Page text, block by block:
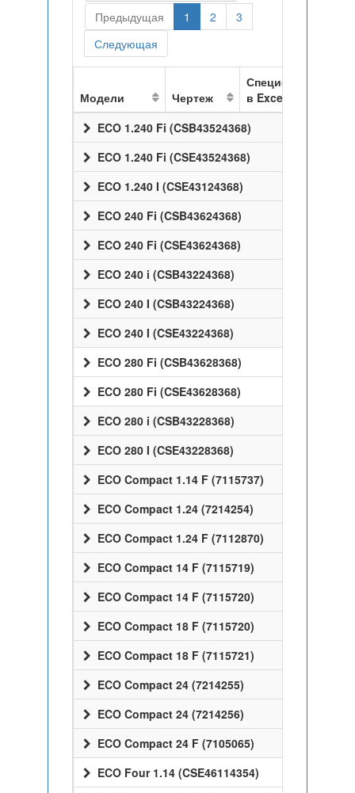
Предыдущая 1 2
3
Следующая
Модели Чертеж
Спецификация
в Excel
ECO 1.240 Fi (CSB43524368)
ECO 1.240 Fi (CSE43524368)
ECO 1.240 I (CSE43124368)
ECO 240 Fi (CSB43624368)
ECO 240 Fi (CSE43624368)
ECO 240 i (CSB43224368)
ECO 240 I (CSB43224368)
ECO 240 I (CSE43224368)
ECO 280 Fi (CSB43628368)
ECO 280 Fi (CSE43628368)
ECO 280 i (CSB43228368)
ECO 280 I (CSE43228368)
ECO Compact 1.14 F (7115737)
ECO Compact 1.24 (7214254)
ECO Compact 1.24 F (7112870)
ECO Compact 14 F (7115719)
ECO Compact 14 F (7115720)
ECO Compact 18 F (7115720)
ECO Compact 18 F (7115721)
ECO Compact 24 (7214255)
ECO Compact 24 (7214256)
ECO Compact 24 F (7105065)
ECO Four 1.14 (CSE46114354)